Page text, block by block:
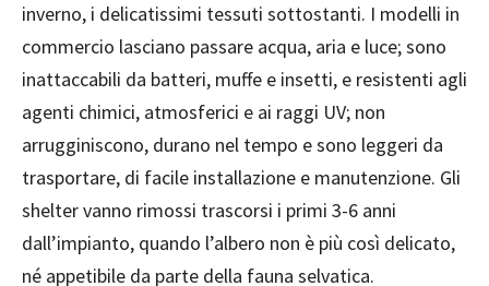
inverno, i delicatissimi tessuti sottostanti. I modelli in
commercio lasciano passare acqua, aria e luce; sono
inattaccabili da batteri, muffe e insetti, e resistenti agli
agenti chimici, atmosferici e ai raggi UV; non
arrugginiscono, durano nel tempo e sono leggeri da
trasportare, di facile installazione e manutenzione. Gli
shelter vanno rimossi trascorsi i primi 3-6 anni
dall’impianto, quando l’albero non è più così delicato,
né appetibile da parte della fauna selvatica.